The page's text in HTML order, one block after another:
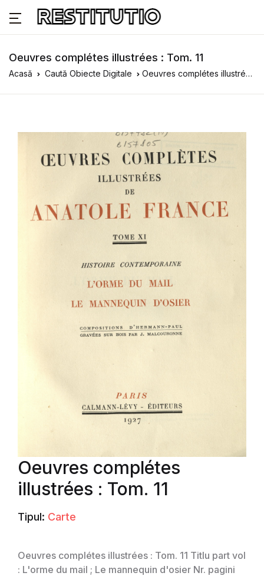
Oeuvres complétes illustrées : Tom. 11
Acasă Caută Obiecte Digitale Oeuvres complétes illustrées : Tom. 11
Oeuvres complétes
illustrées : Tom. 11
Tipul: Carte
Oeuvres complétes illustrées : Tom. 11 Titlu part vol
: L'orme du mail ; Le mannequin d'osier Nr. pagini